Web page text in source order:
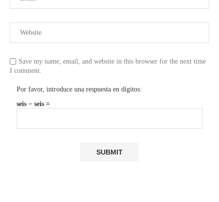
Save my name, email, and website in this browser for the next time
I comment.
Por favor, introduce una respuesta en dígitos:
seis − seis =